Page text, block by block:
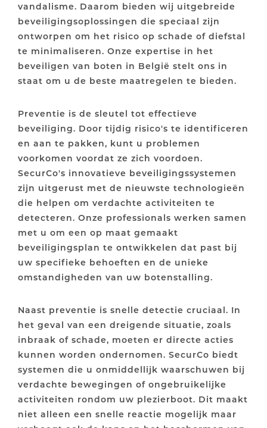
vandalisme. Daarom bieden wij uitgebreide
beveiligingsoplossingen die speciaal zijn
ontworpen om het risico op schade of diefstal
te minimaliseren. Onze expertise in het
beveiligen van boten in België stelt ons in
staat om u de beste maatregelen te bieden.
Preventie is de sleutel tot effectieve
beveiliging. Door tijdig risico's te identificeren
en aan te pakken, kunt u problemen
voorkomen voordat ze zich voordoen.
SecurCo's innovatieve beveiligingssystemen
zijn uitgerust met de nieuwste technologieën
die helpen om verdachte activiteiten te
detecteren. Onze professionals werken samen
met u om een op maat gemaakt
beveiligingsplan te ontwikkelen dat past bij
uw specifieke behoeften en de unieke
omstandigheden van uw botenstalling.
Naast preventie is snelle detectie cruciaal. In
het geval van een dreigende situatie, zoals
inbraak of schade, moeten er directe acties
kunnen worden ondernomen. SecurCo biedt
systemen die u onmiddellijk waarschuwen bij
verdachte bewegingen of ongebruikelijke
activiteiten rondom uw plezierboot. Dit maakt
niet alleen een snelle reactie mogelijk maar